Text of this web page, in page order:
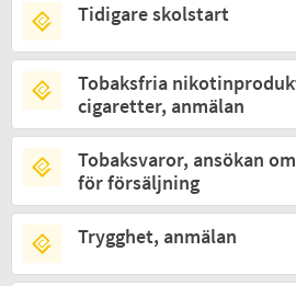
Tidigare skolstart
Tobaksfria
cigaretter, anmälan
Tobaksvaror, ansökan
för försäljning
Trygghet, anmälan